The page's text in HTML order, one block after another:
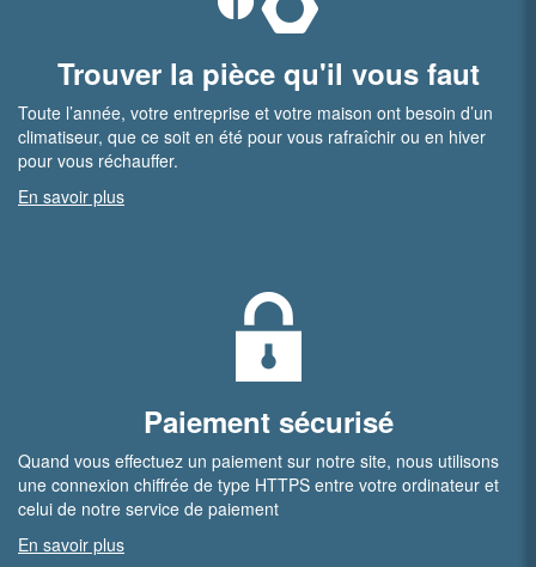
Trouver la pièce qu'il vous faut
Toute l’année, votre entreprise et votre maison ont besoin d’un
climatiseur, que ce soit en été pour vous rafraîchir ou en hiver
pour vous réchauffer.
En savoir plus
Paiement sécurisé
Quand vous effectuez un paiement sur notre site, nous utilisons
une connexion chiffrée de type HTTPS entre votre ordinateur et
celui de notre service de paiement
En savoir plus